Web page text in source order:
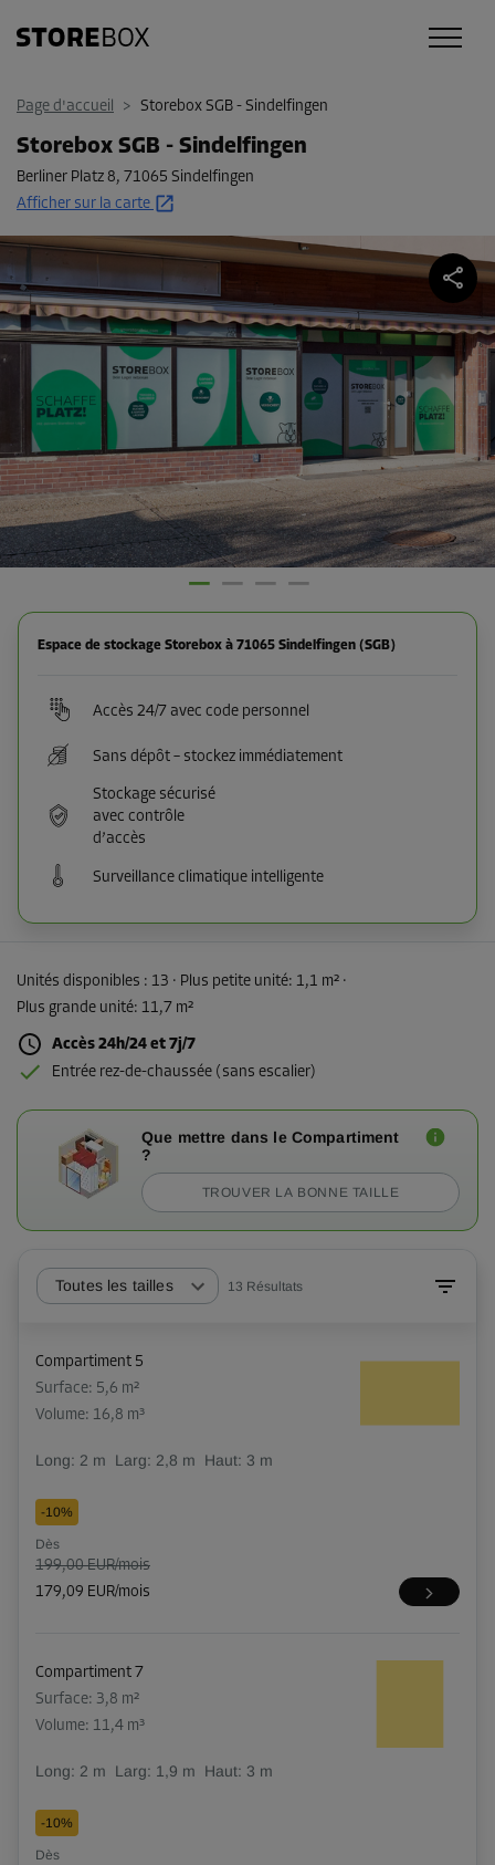
Page d'accueil > Storebox SGB - Sindelfingen
Storebox SGB - Sindelfingen
Berliner Platz 8, 71065 Sindelfingen
Afficher sur la carte
Espace de stockage Storebox à 71065 Sindelfingen (SGB)
Accès 24/7 avec code personnel
Sans dépôt – stockez immédiatement
Stockage sécurisé
avec contrôle
d’accès
Surveillance climatique intelligente
Unités disponibles : 13 · Plus petite unité: 1,1 m² ·
Plus grande unité: 11,7 m²
Accès 24h/24 et 7j/7
Entrée rez-de-chaussée (sans escalier)
Que mettre dans le Compartiment
?
TROUVER LA BONNE TAILLE
Toutes les tailles 13 Résultats
Compartiment 5
Surface: 5,6 m²
Volume: 16,8 m³
Long: 2 m Larg: 2,8 m Haut: 3 m
-10%
Dès
199,00 EUR/mois
179,09 EUR/mois
Compartiment 7
Surface: 3,8 m²
Volume: 11,4 m³
Long: 2 m Larg: 1,9 m Haut: 3 m
-10%
Dès